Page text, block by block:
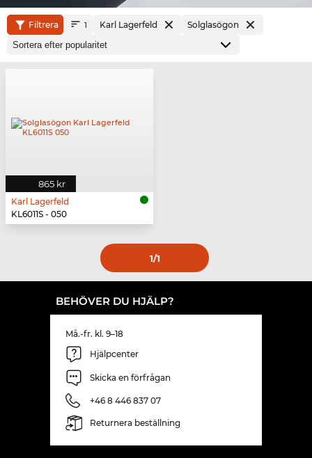
Filtrera 1 Karl Lagerfeld Solglasögon
865 kr
Karl Lagerfeld
KL6011S - 050
1/1
BEHÖVER DU HJÄLP?
Må.-fr. kl. 9–18
Hjälpcenter
Skicka en förfrågan
+46 8 446 837 07
Returnera beställning